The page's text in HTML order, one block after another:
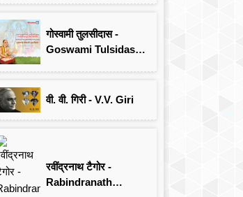
गोस्वामी तुलसीदास -
Goswami Tulsidas:
वी. वी. गिरी - V.V. Giri
रवींद्रनाथ टैगोर -
Rabindranath